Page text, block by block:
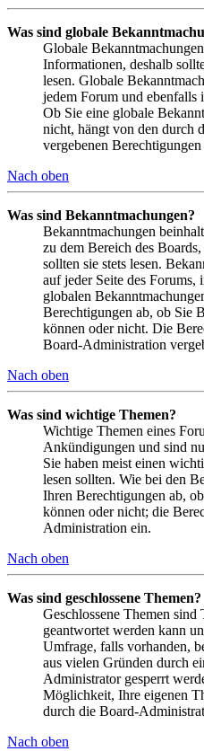
Was sind globale
Globale
Informationen, deshalb
lesen. Globale
jedem Forum und ebenfalls
Ob Sie eine globale
nicht, hängt von den durch
vergebenen Berechtigungen
Nach oben
Was sind Bekanntmachungen?
Bekanntmachungen
zu dem Bereich des
sollten sie stets lesen.
auf jeder Seite des Forums,
globalen
Berechtigungen ab, ob Sie
können oder nicht. Die
Board-Administration
Nach oben
Was sind wichtige Themen?
Wichtige Themen eines
Ankündigungen und sind
Sie haben meist einen
lesen sollten. Wie bei den
Ihren Berechtigungen ab,
können oder nicht; die
Administration ein.
Nach oben
Was sind geschlossene Themen?
Geschlossene Themen
geantwortet werden kann
Umfrage, falls vorhanden,
aus vielen Gründen durch
Administrator gesperrt
Möglichkeit, Ihre eigenen
durch die Board-
Nach oben